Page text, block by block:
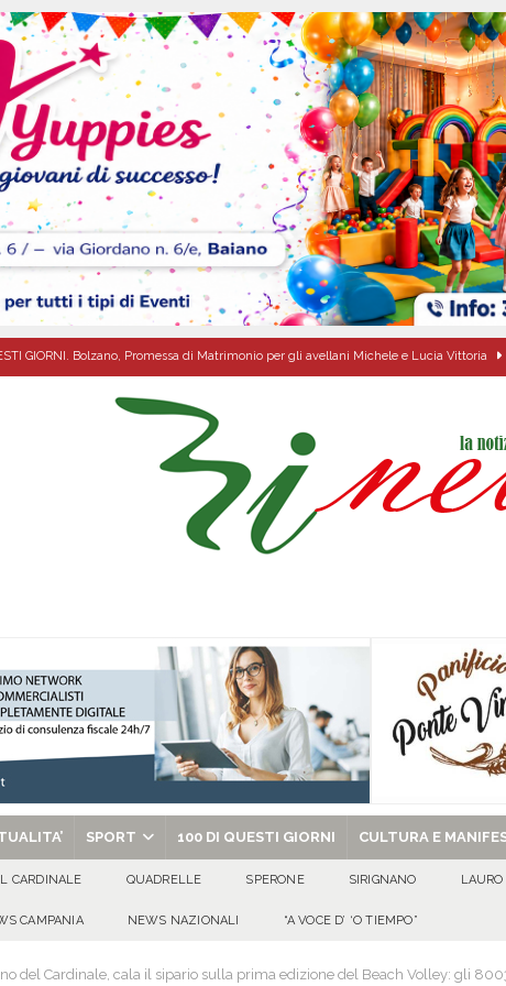
GIORNI. Bolzano, Promessa di Matrimonio per gli avellani Michele e Lucia Vittoria
il Centro Estivo Comunale si chiude con una serata di emozioni e il primo campeggio nel
Il ripescaggio riporta i granata in Promozione ATTUALITA'
in festa: Zahida Muhammad presta giuramento nella Polizia di Stato
estorsioni aggravate dal metodo mafioso: due persone in carcere dopo l’inchiesta della
Venerdì 29 agosto la chiesa celebra il Martirio di san Giovanni Battista e santa Sabina
SPORT 100 DI QUESTI GIORNI CULTURA E
CARDINALE QUADRELLE SPERONE SIRIGNANO LAURO
CAMPANIA NEWS NAZIONALI “A VOCE D’ ‘O TIEMPO”
del Cardinale, cala il sipario sulla prima edizione del Beach Volley: gli